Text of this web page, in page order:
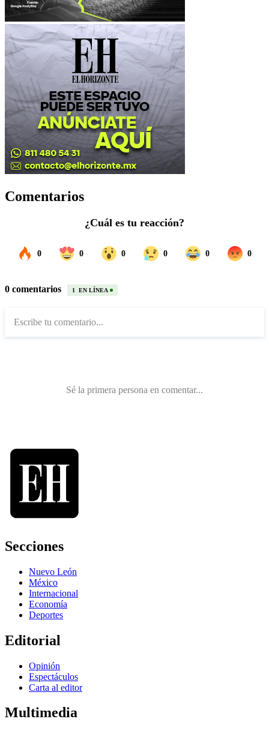
Comentarios
Secciones
Nuevo León
México
Internacional
Economía
Deportes
Editorial
Opinión
Espectáculos
Carta al editor
Multimedia